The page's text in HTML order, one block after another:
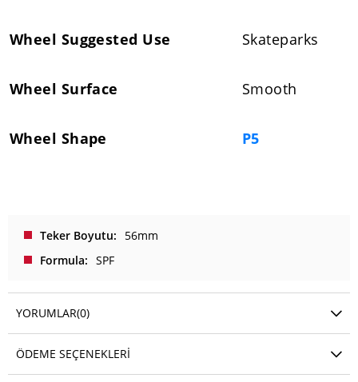
Wheel Suggested Use Skateparks
Wheel Surface Smooth
Wheel Shape P5
Teker Boyutu
56mm
Formula
SPF
YORUMLAR(0)
ÖDEME SEÇENEKLERI